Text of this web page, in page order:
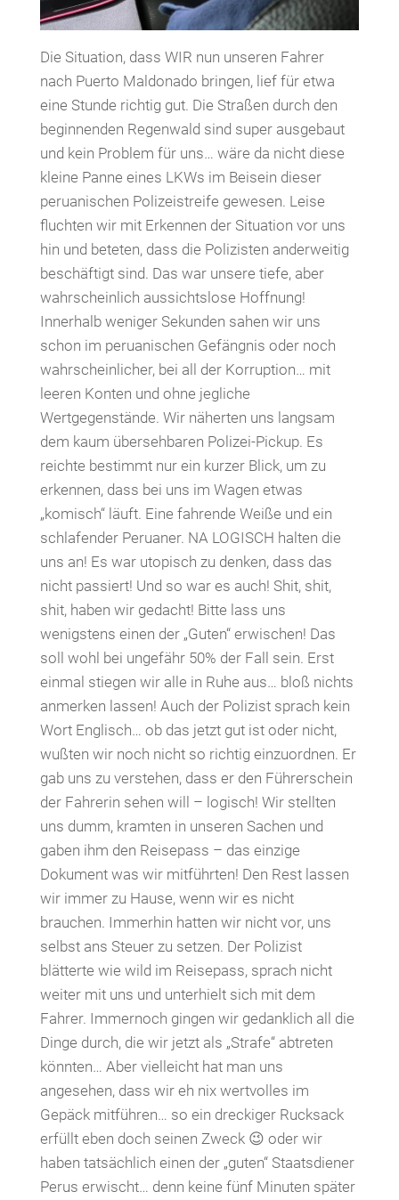
Die Situation, dass WIR nun unseren Fahrer
nach Puerto Maldonado bringen, lief für etwa
eine Stunde richtig gut. Die Straßen durch den
beginnenden Regenwald sind super ausgebaut
und kein Problem für uns… wäre da nicht diese
kleine Panne eines LKWs im Beisein dieser
peruanischen Polizeistreife gewesen. Leise
fluchten wir mit Erkennen der Situation vor uns
hin und beteten, dass die Polizisten anderweitig
beschäftigt sind. Das war unsere tiefe, aber
wahrscheinlich aussichtslose Hoffnung!
Innerhalb weniger Sekunden sahen wir uns
schon im peruanischen Gefängnis oder noch
wahrscheinlicher, bei all der Korruption… mit
leeren Konten und ohne jegliche
Wertgegenstände. Wir näherten uns langsam
dem kaum übersehbaren Polizei-Pickup. Es
reichte bestimmt nur ein kurzer Blick, um zu
erkennen, dass bei uns im Wagen etwas
„komisch“ läuft. Eine fahrende Weiße und ein
schlafender Peruaner. NA LOGISCH halten die
uns an! Es war utopisch zu denken, dass das
nicht passiert! Und so war es auch! Shit, shit,
shit, haben wir gedacht! Bitte lass uns
wenigstens einen der „Guten“ erwischen! Das
soll wohl bei ungefähr 50% der Fall sein. Erst
einmal stiegen wir alle in Ruhe aus… bloß nichts
anmerken lassen! Auch der Polizist sprach kein
Wort Englisch… ob das jetzt gut ist oder nicht,
wußten wir noch nicht so richtig einzuordnen. Er
gab uns zu verstehen, dass er den Führerschein
der Fahrerin sehen will – logisch! Wir stellten
uns dumm, kramten in unseren Sachen und
gaben ihm den Reisepass – das einzige
Dokument was wir mitführten! Den Rest lassen
wir immer zu Hause, wenn wir es nicht
brauchen. Immerhin hatten wir nicht vor, uns
selbst ans Steuer zu setzen. Der Polizist
blätterte wie wild im Reisepass, sprach nicht
weiter mit uns und unterhielt sich mit dem
Fahrer. Immernoch gingen wir gedanklich all die
Dinge durch, die wir jetzt als „Strafe“ abtreten
könnten… Aber vielleicht hat man uns
angesehen, dass wir eh nix wertvolles im
Gepäck mitführen… so ein dreckiger Rucksack
erfüllt eben doch seinen Zweck 😉 oder wir
haben tatsächlich einen der „guten“ Staatsdiener
Perus erwischt… denn keine fünf Minuten später